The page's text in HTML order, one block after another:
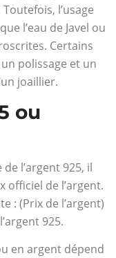
l’usage
l’eau de Javel ou
Certains
polissage et un
joaillier.
ou
l’argent 925, il
officiel de l’argent.
: (Prix de l’argent)
925.
en argent dépend